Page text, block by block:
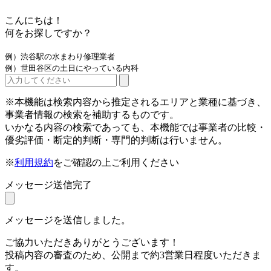
こんにちは！
何をお探しですか？
例）渋谷駅の水まわり修理業者
例）世田谷区の土日にやっている内科
※本機能は検索内容から推定されるエリアと業種に基づき、
事業者情報の検索を補助するものです。
いかなる内容の検索であっても、本機能では事業者の比較・
優劣評価・断定的判断・専門的判断は行いません。
※利用規約をご確認の上ご利用ください
メッセージ送信完了
メッセージを送信しました。
ご協力いただきありがとうございます！
投稿内容の審査のため、公開まで約3営業日程度いただきま
す。